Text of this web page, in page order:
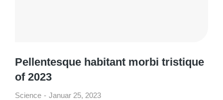
Pellentesque habitant morbi tristique
of 2023
Science Januar 25, 2023